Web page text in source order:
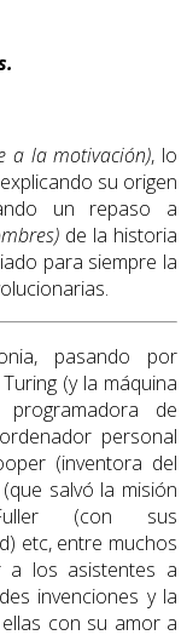
a la motivación), lo
su origen
un repaso a
de la historia
para siempre la
pasando por
(y la máquina
de
personal
(inventora del
salvó la misión
(con sus
etc, entre muchos
a los asistentes a
invenciones y la
con su amor a